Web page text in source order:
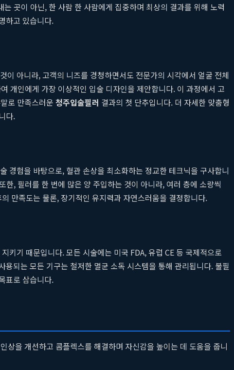
곳이 아닌, 한 사람 한 사람에게 집중하며 최상의 결과를 위해 노력
하고 있습니다.
아니라, 고객의 니즈를 경청하면서도 전문가의 시각에서 얼굴 전체
개인에게 가장 이상적인 입술 디자인을 제안합니다. 이 과정에서 고
로 만족스러운 청주입술필러 결과의 첫 단추입니다. 더 자세한 맞춤형
다.
경험을 바탕으로, 혈관 손상을 최소화하는 정교한 테크닉을 구사합니
, 필러를 한 번에 많은 양 주입하는 것이 아니라, 여러 층에 소량씩
만족도는 물론, 장기적인 유지력과 자연스러움을 결정합니다.
키기 때문입니다. 모든 시술에는 미국 FDA, 유럽 CE 등 국제적으로
되는 모든 기구는 철저한 멸균 소독 시스템을 통해 관리됩니다. 불필
표로 삼습니다.
상을 개선하고 콤플렉스를 해결하며 자신감을 높이는 데 도움을 줍니